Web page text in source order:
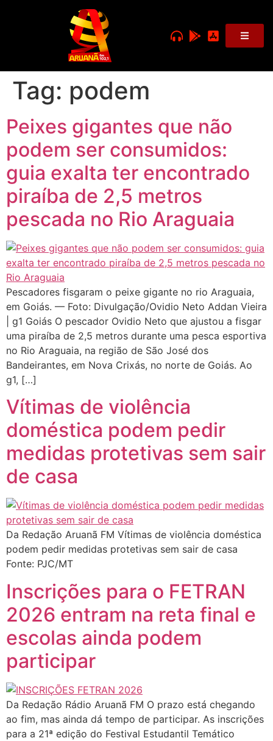
Tag: podem
Peixes gigantes que não
podem ser consumidos:
guia exalta ter encontrado
piraíba de 2,5 metros
pescada no Rio Araguaia
Pescadores fisgaram o peixe gigante no rio Araguaia,
em Goiás. — Foto: Divulgação/Ovidio Neto Addan Vieira
| g1 Goiás O pescador Ovidio Neto que ajustou a fisgar
uma piraíba de 2,5 metros durante uma pesca esportiva
no Rio Araguaia, na região de São José dos
Bandeirantes, em Nova Crixás, no norte de Goiás. Ao
g1, […]
Vítimas de violência
doméstica podem pedir
medidas protetivas sem sair
de casa
Da Redação Aruanã FM Vítimas de violência doméstica
podem pedir medidas protetivas sem sair de casa
Fonte: PJC/MT
Inscrições para o FETRAN
2026 entram na reta final e
escolas ainda podem
participar
Da Redação Rádio Aruanã FM O prazo está chegando
ao fim, mas ainda dá tempo de participar. As inscrições
para a 21ª edição do Festival Estudantil Temático